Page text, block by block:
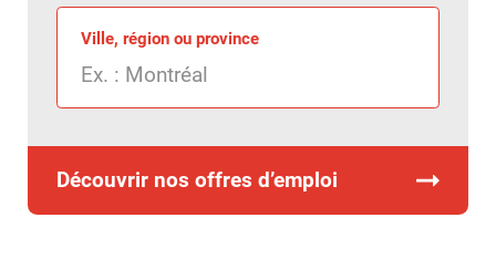
Ville, région ou province
Découvrir nos offres d’emploi